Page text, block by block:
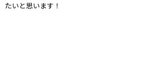
たいと思います！